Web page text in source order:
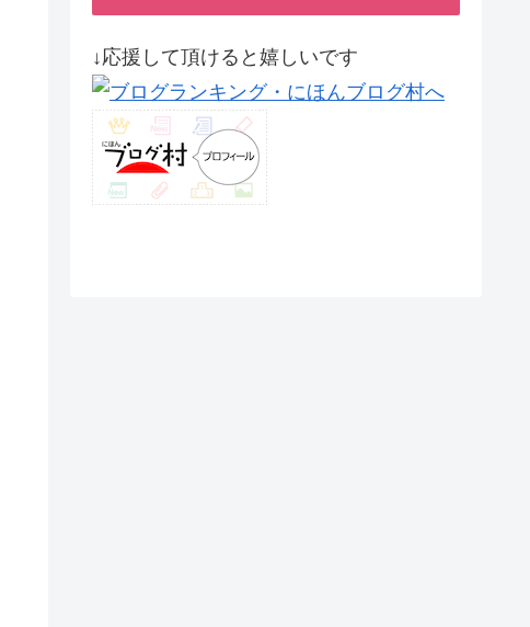
↓応援して頂けると嬉しいです